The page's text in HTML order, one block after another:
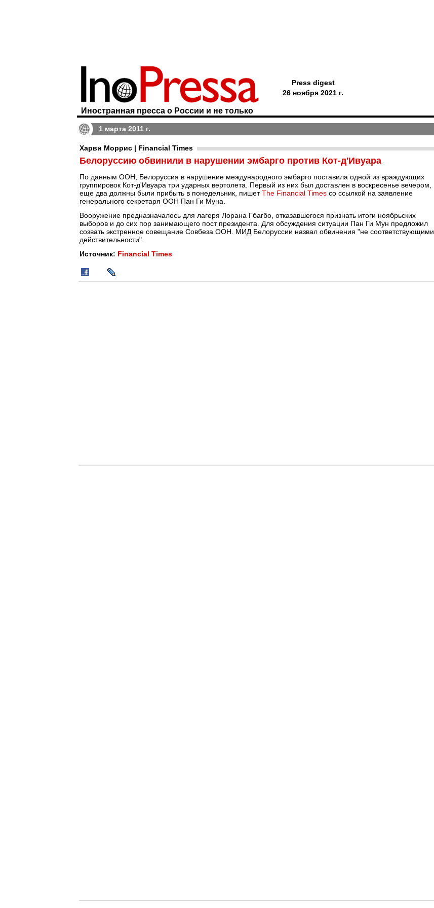
Иностранная пресса о России и не только
Press digest
26 ноября 2021 г.
1 марта 2011 г.
Харви Моррис | Financial Times
Белоруссию обвинили в нарушении эмбарго против Кот-д'Ивуара
По данным ООН, Белоруссия в нарушение международного эмбарго поставила одной из враждующих
группировок Кот-д'Ивуара три ударных вертолета. Первый из них был доставлен в воскресенье вечером,
еще два должны были прибыть в понедельник, пишетThe Financial Times со ссылкой на заявление
генерального секретаря ООН Пан Ги Муна.
Вооружение предназначалось для лагеря Лорана Гбагбо, отказавшегося признать итоги ноябрьских
выборов и до сих пор занимающего пост президента. Для обсуждения ситуации Пан Ги Мун предложил
созвать экстренное совещание Совбеза ООН. МИД Белоруссии назвал обвинения "не соответствующими
действительности".
Источник: Financial Times